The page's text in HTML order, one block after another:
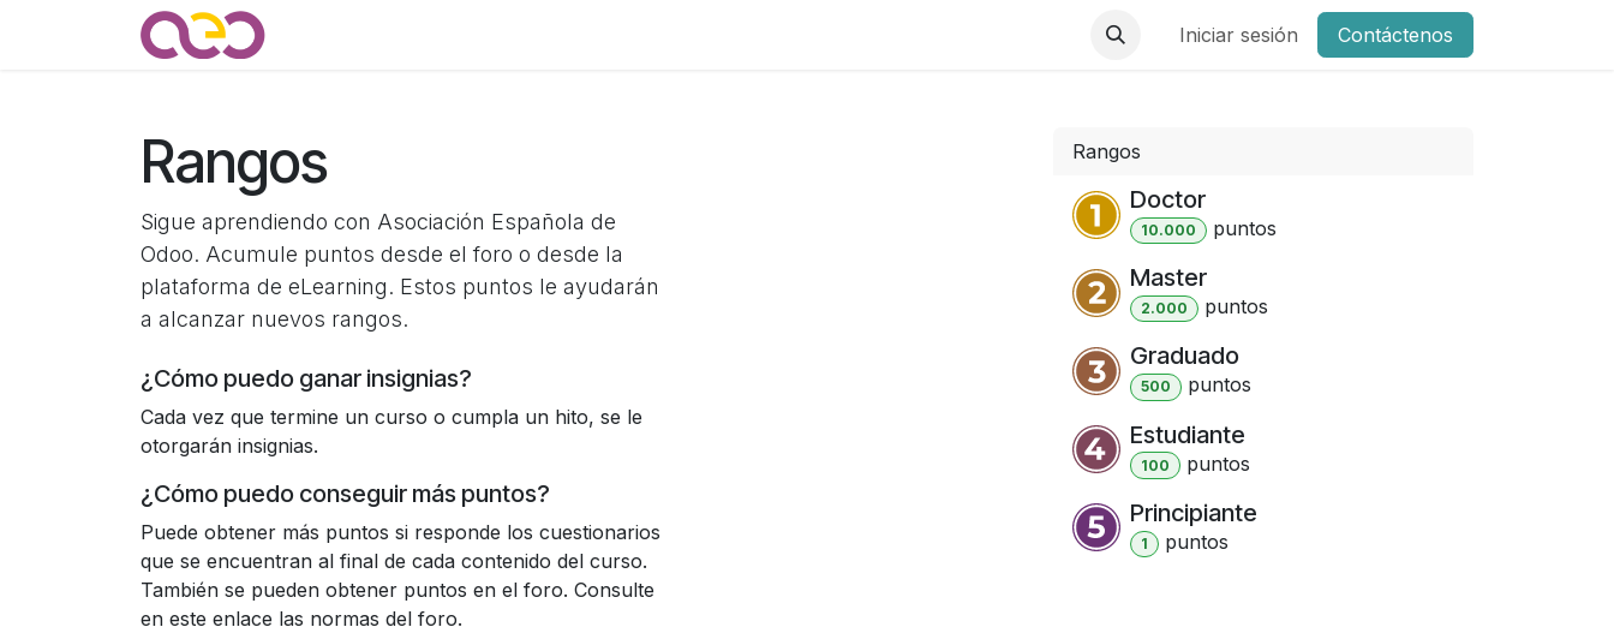
Iniciar sesión Contáctenos
Rangos
Sigue aprendiendo con Asociación Española de
Odoo. Acumule puntos desde el foro o desde la
plataforma de eLearning. Estos puntos le ayudarán
a alcanzar nuevos rangos.
¿Cómo puedo ganar insignias?
Cada vez que termine un curso o cumpla un hito, se le
otorgarán insignias.
¿Cómo puedo conseguir más puntos?
Puede obtener más puntos si responde los cuestionarios
que se encuentran al final de cada contenido del curso.
También se pueden obtener puntos en el foro. Consulte
en este enlace las normas del foro.
Rangos
Doctor
10.000 puntos
Master
2.000 puntos
Graduado
500 puntos
Estudiante
100 puntos
Principiante
1 puntos